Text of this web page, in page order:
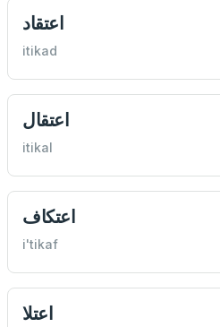
اعتقاد
itikad
اعتقال
itikal
اعتكاف
i'tikaf
اعتلا